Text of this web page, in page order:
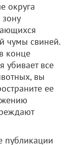
округа
чумы свиней.
конце
убивает все
вы
ее
публикации